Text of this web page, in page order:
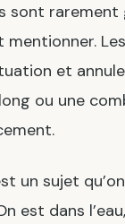
sont rarement
mentionner.
et
ou une
un sujet
est dans